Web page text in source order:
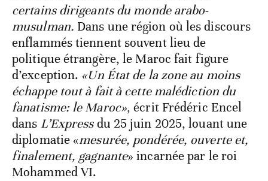
certains dirigeants du monde arabo-
musulman. Dans une région où les discours
enflammés tiennent souvent lieu de
politique étrangère, le Maroc fait figure
d’exception. «Un État de la zone au moins
échappe tout à fait à cette malédiction du
fanatisme: le Maroc», écrit Frédéric Encel
dans L’Expressdu 25 juin 2025, louant une
diplomatie «mesurée, pondérée, ouverte et,
finalement, gagnante» incarnée par le roi
Mohammed VI.